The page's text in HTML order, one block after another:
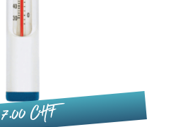
7.00 CHF